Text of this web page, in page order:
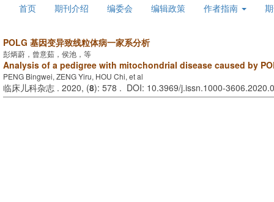
首页 期刊介绍 编委会 编辑政策 作者指南
POLG 基因变异致线粒体病一家系分析
彭炳蔚，曾意茹，侯池，等
Analysis of a pedigree with mitochondrial disease caused by
PENG Bingwei, ZENG Yiru, HOU Chi, et al
临床儿科杂志 . 2020, (8): 578 . DOI: 10.3969/j.issn.1000-